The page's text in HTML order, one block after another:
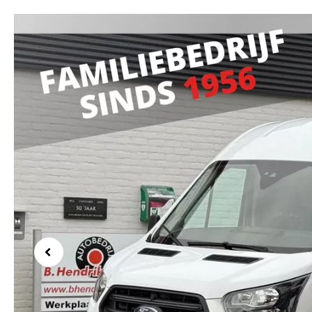
Previous